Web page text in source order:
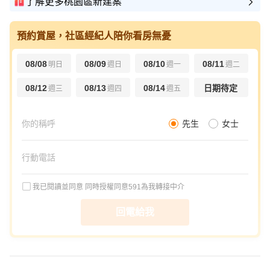
預約賞屋，社區經紀人陪你看房無憂
08/08 明日 08/09週日 08/10週一 08/11週二
08/12週三 08/13週四 08/14週五 日期待定
先生 女士
我已閱讀並同意 同時授權同意591為我轉接中介
回電給我